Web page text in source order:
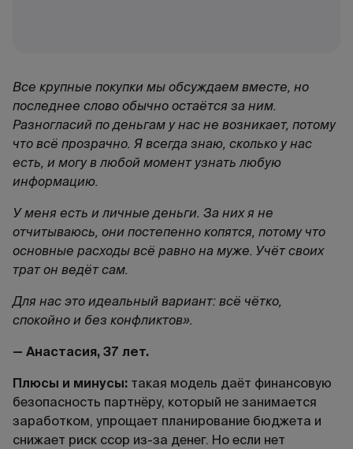
Все крупные покупки мы обсуждаем вместе, но
последнее слово обычно остаётся за ним.
Разногласий по деньгам у нас не возникает, потому
что всё прозрачно. Я всегда знаю, сколько у нас
есть, и могу в любой момент узнать любую
информацию.
У меня есть и личные деньги. За них я не
отчитываюсь, они постепенно копятся, потому что
основные расходы всё равно на муже. Учёт своих
трат он ведёт сам.
Для нас это идеальный вариант: всё чётко,
спокойно и без конфликтов».
— Анастасия, 37 лет.
Плюсы и минусы: такая модель даёт финансовую
безопасность партнёру, который не занимается
заработком, упрощает планирование бюджета и
снижает риск ссор из-за денег. Но если нет